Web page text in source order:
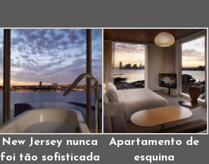
New Jersey nunca
foi tão sofisticada
Apartamento de
esquina